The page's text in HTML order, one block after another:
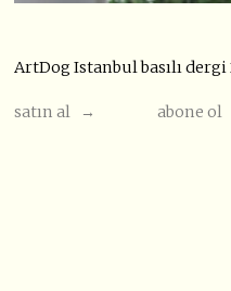
ArtDog Istanbul basılı dergi
satın al → abone